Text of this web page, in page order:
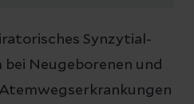
Synzytial-
Neugeborenen und